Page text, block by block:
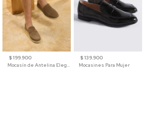
$ 199.900
Mocasín de Antelina Elegante con Suela de Contraste Para Hombre
$ 139.900
Mocasines Para Mujer